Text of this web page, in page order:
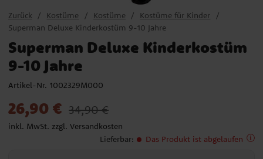
Zurück Kostüme Kostüme
Kostüme für Kinder
Superman Deluxe Kinderkostüm 9-10 Jahre
Superman Deluxe Kinderkostüm
9-10 Jahre
Artikel-Nr. 1002329M000
Aktueller Preis
26,90 € 34,90 €
inkl. MwSt. zzgl. Versandkosten
Lieferbar: Das Produkt ist abgelaufen